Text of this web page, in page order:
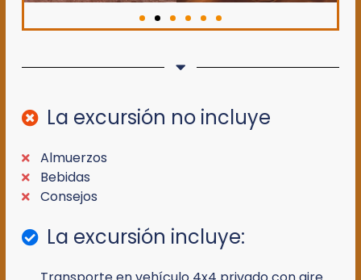
La excursión no incluye
Almuerzos
Bebidas
Consejos
La excursión incluye: